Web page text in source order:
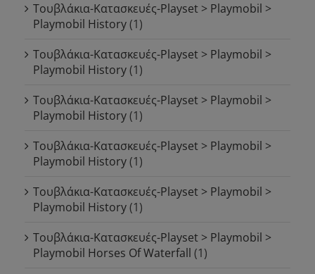
Τουβλάκια-Κατασκευές-Playset > Playmobil >
Playmobil History(1)
Τουβλάκια-Κατασκευές-Playset > Playmobil >
Playmobil History(1)
Τουβλάκια-Κατασκευές-Playset > Playmobil >
Playmobil History(1)
Τουβλάκια-Κατασκευές-Playset > Playmobil >
Playmobil History(1)
Τουβλάκια-Κατασκευές-Playset > Playmobil >
Playmobil History(1)
Τουβλάκια-Κατασκευές-Playset > Playmobil >
Playmobil Horses Of Waterfall (1)